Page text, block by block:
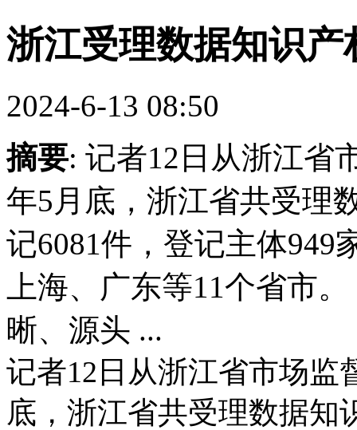
浙江受理数据知识
2024-6-13 08:50
摘要: 记者12日从浙江省
年5月底，浙江省共受理
记6081件，登记主体949
上海、广东等11个省市
晰、源头 ...
记者12日从浙江省市场监
底，浙江省共受理数据知